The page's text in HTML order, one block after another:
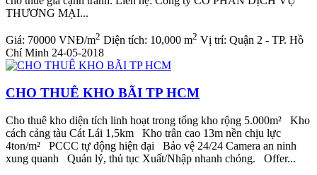
THƯƠNG MẠI...
Giá: 70000 VNĐ/m2 Diện tích: 10,000 m2 Vị trí: Quận 2 - TP. Hồ
Chí Minh 24-05-2018
CHO THUÊ KHO BÃI TP HCM
Cho thuê kho diện tích linh hoạt trong tổng kho rộng 5.000m² Kho
cách cảng tàu Cát Lái 1,5km Kho trân cao 13m nền chịu lực
4ton/m² PCCC tự động hiện đại Bảo vệ 24/24 Camera an ninh
xung quanh Quản lý, thủ tục Xuất/Nhập nhanh chóng. Offer...